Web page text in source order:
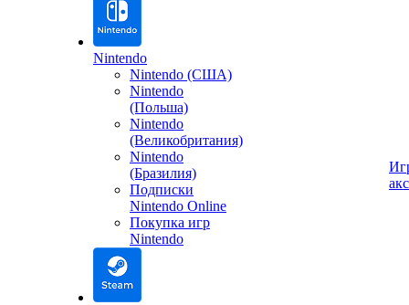
Nintendo
Nintendo (США)
Nintendo
(Польша)
Nintendo
(Великобритания)
Nintendo
(Бразилия)
Подписки
Nintendo Online
Покупка игр
Nintendo